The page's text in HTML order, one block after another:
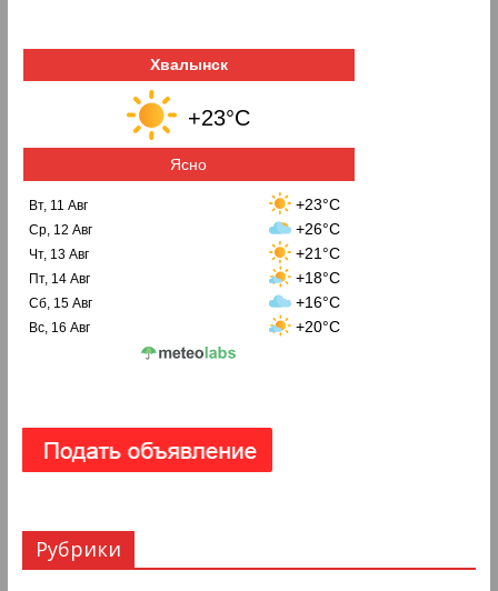
Хвалынск
+23°C
Ясно
Вт, 11 Авг +23°C
Ср, 12 Авг +26°C
Чт, 13 Авг +21°C
Пт, 14 Авг +18°C
Сб, 15 Авг +16°C
Вс, 16 Авг +20°C
Рубрики